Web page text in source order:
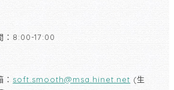
：8:00-17:00
soft.smooth@msa.hinet.net (生